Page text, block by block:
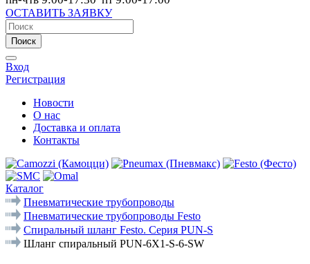
ОСТАВИТЬ ЗАЯВКУ
Поиск
Вход
Регистрация
Новости
О нас
Доставка и оплата
Контакты
Каталог
Пневматические трубопроводы
Пневматические трубопроводы Festo
Спиральный шланг Festo. Серия PUN-S
Шланг спиральный PUN-6X1-S-6-SW